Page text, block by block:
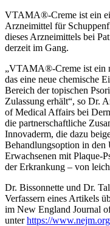
VTAMA®-Creme ist ein
Arzneimittel für
dieses Arzneimittels bei
derzeit im Gang.
„VTAMA®-Creme ist ein
das eine neue chemische
Bereich der topischen
Zulassung erhält“, so Dr.
of Medical Affairs bei
die partnerschaftliche
Innovaderm, die dazu
Behandlungsoption in
Erwachsenen mit Plaque-
der Erkrankung – von
Dr. Bissonnette und Dr.
Verfassern eines Artikels
im New England Journal
unterhttps://